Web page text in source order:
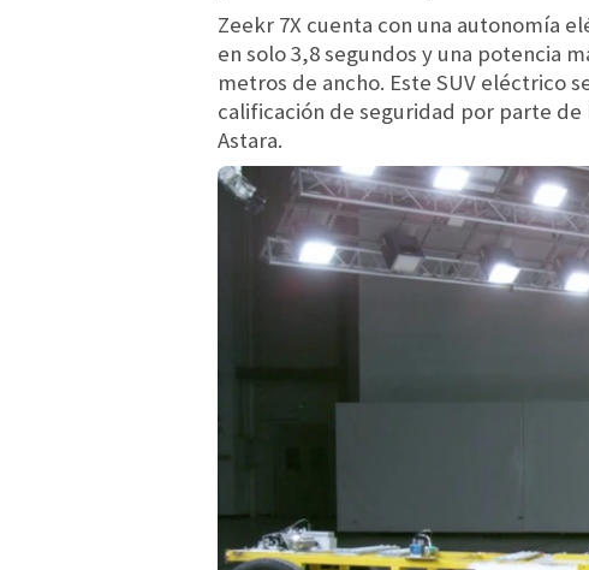
Zeekr 7X cuenta con una autonomía
en solo 3,8 segundos y una potencia
metros de ancho. Este SUV eléctrico
calificación de seguridad por parte de
Astara.